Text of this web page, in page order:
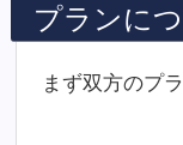
プランに
まず双方のプ